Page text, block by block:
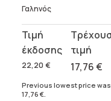
Γαληνός
22,20 €
Original
price
was:
22,20 €.
17,76€
Current
price
is:
17,76 €.
Previous lowest price was
17,76 €.